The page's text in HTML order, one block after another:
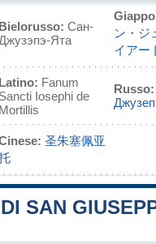
Bielorusso: Сан-
Джузэпэ-Ята
ン・ジ
イアー
Latino: Fanum
Sancti Iosephi de
Mortillis
Russo:
圣朱塞佩亚
SAN